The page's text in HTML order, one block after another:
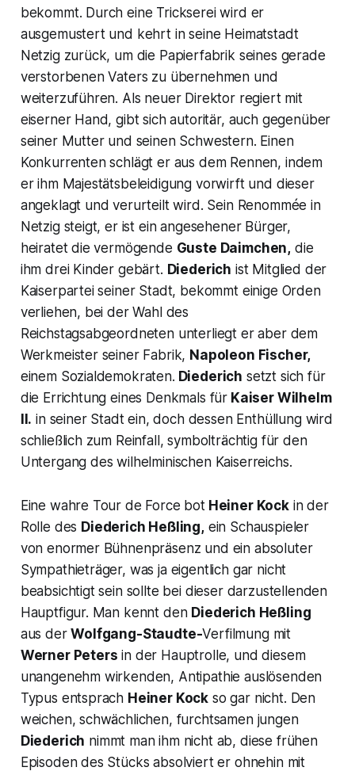
bekommt. Durch eine Trickserei wird er
ausgemustert und kehrt in seine Heimatstadt
Netzig zurück, um die Papierfabrik seines gerade
verstorbenen Vaters zu übernehmen und
weiterzuführen. Als neuer Direktor regiert mit
eiserner Hand, gibt sich autoritär, auch gegenüber
seiner Mutter und seinen Schwestern. Einen
Konkurrenten schlägt er aus dem Rennen, indem
er ihm Majestätsbeleidigung vorwirft und dieser
angeklagt und verurteilt wird. Sein Renommée in
Netzig steigt, er ist ein angesehener Bürger,
heiratet die vermögende Guste Daimchen, die
ihm drei Kinder gebärt. Diederich ist Mitglied der
Kaiserpartei seiner Stadt, bekommt einige Orden
verliehen, bei der Wahl des
Reichstagsabgeordneten unterliegt er aber dem
Werkmeister seiner Fabrik, Napoleon Fischer,
einem Sozialdemokraten. Diederich setzt sich für
die Errichtung eines Denkmals für Kaiser Wilhelm
II. in seiner Stadt ein, doch dessen Enthüllung wird
schließlich zum Reinfall, symbolträchtig für den
Untergang des wilhelminischen Kaiserreichs.
Eine wahre Tour de Force botHeiner Kockin der
Rolle des Diederich Heßling, ein Schauspieler
von enormer Bühnenpräsenz und ein absoluter
Sympathieträger, was ja eigentlich gar nicht
beabsichtigt sein sollte bei dieser darzustellenden
Hauptfigur. Man kennt den Diederich Heßling
aus derWolfgang-Staudte-Verfilmung mit
Werner Peters in der Hauptrolle, und diesem
unangenehm wirkenden, Antipathie auslösenden
Typus entsprach Heiner Kock so gar nicht. Den
weichen, schwächlichen, furchtsamen jungen
Diederich nimmt man ihm nicht ab, diese frühen
Episoden des Stücks absolviert er ohnehin mit